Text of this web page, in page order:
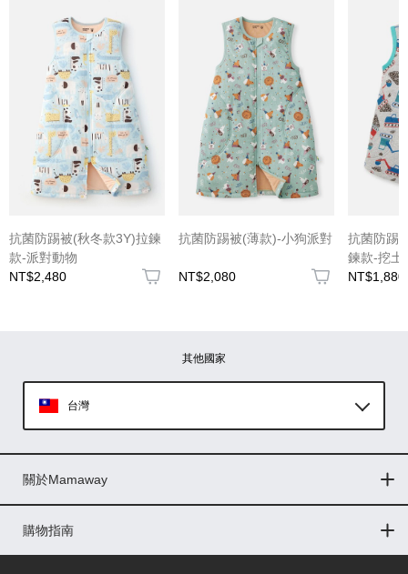
(圖片格式限jpg、jpeg)
抗菌防踢被(秋冬款3Y)拉鍊
款-派對動物
NT$2,480
抗菌防踢被(薄款)-小狗派對
NT$2,080
抗菌防踢
鍊款-挖土
NT$1,880
其他國家
台灣
印尼
菲律賓
馬來西亞
關於Mamaway
門市據點
最新消息
品牌故事
人力招募
媒體花絮
隱私權聲明
CSR企業社會責任
購物指南
購物常見問題
退換貨問題
儲值金使用條款
購買儲值金
發票問題
會員權益
線上留言
吸乳器-免費體驗